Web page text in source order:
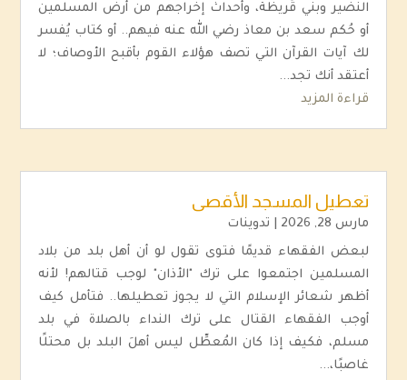
النضير وبني قُريظة، وأحداث إخراجهم من أرض المسلمين
أو حُكم سعد بن معاذ رضي الله عنه فيهم.. أو كتاب يُفسر
لك آيات القرآن التي تصف هؤلاء القوم بأقبح الأوصاف؛ لا
أعتقد أنك تجد...
قراءة المزيد
تعطيل المسجد الأقصى
مارس 28, 2026 تدوينات
لبعض الفقهاء قديمًا فتوى تقول لو أن أهل بلد من بلاد
المسلمين اجتمعوا على ترك "الأذان" لوجب قتالهم! لأنه
أظهر شعائر الإسلام التي لا يجوز تعطيلها.. فتأمل كيف
أوجب الفقهاء القتال على ترك النداء بالصلاة في بلد
مسلم، فكيف إذا كان المُعطِّل ليس أهلَ البلد بل محتلًا
غاصبًا،...